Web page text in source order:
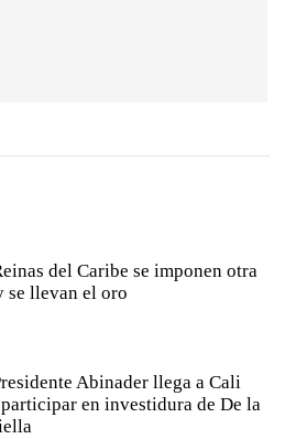
del Caribe se imponen otra
se llevan el oro
Abinader llega a Cali
en investidura de De la